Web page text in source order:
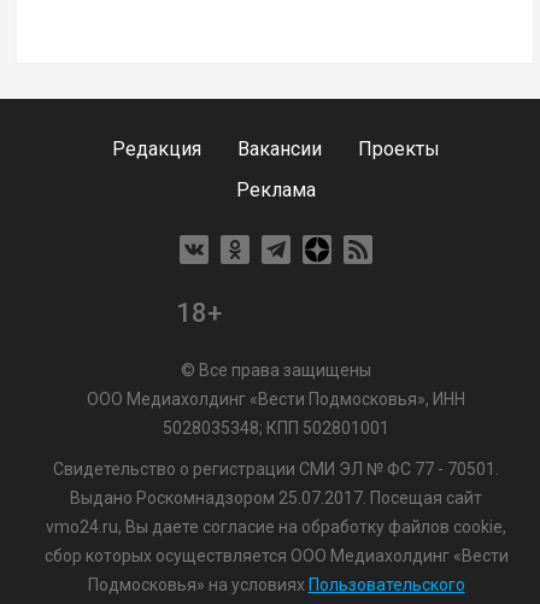
Редакция Вакансии
Проекты
Реклама
18+
© Все права защищены
ООО Медиахолдинг «Вести Подмосковья», ИНН
5028035348; КПП 502801001
Свидетельство о регистрации СМИ ЭЛ № ФС 77 - 70501.
Выдано Роскомнадзором 25.07.2017. Посещая сайт
vmo24.ru, Вы даете согласие на обработку файлов cookie,
сбор которых осуществляется ООО Медиахолдинг «Вести
Подмосковья» на условиях Пользовательского